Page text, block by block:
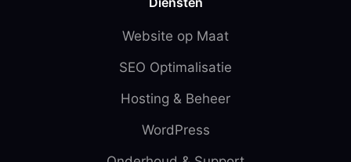
Website op Maat
SEO Optimalisatie
Hosting & Beheer
WordPress